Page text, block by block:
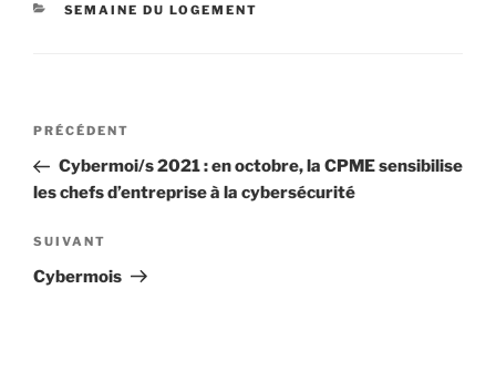
CATÉGORIES
SEMAINE DU LOGEMENT
Navigation
l’article
Article
précédent
PRÉCÉDENT
Cybermoi/s 2021 : en octobre, la CPME sensibilise
les chefs d’entreprise à la cybersécurité
Article
suivant
SUIVANT
Cybermois